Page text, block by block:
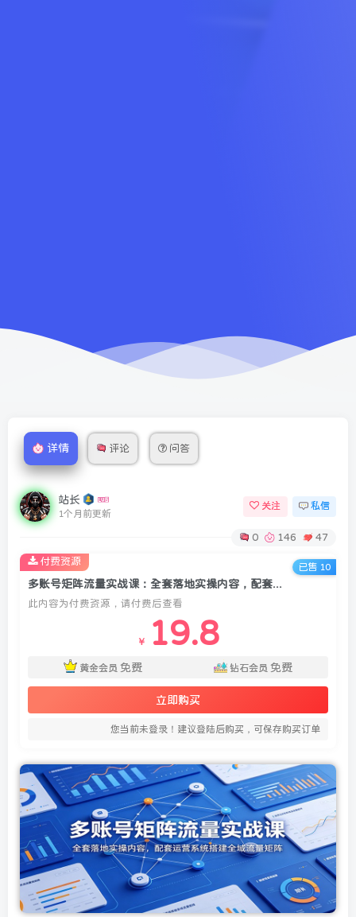
详情 评论 问答
站长
1个月前更新
关注 私信
0 146 47
此内容为付费资源，请付费后查看
￥ 19.8
黄金会员 免费 钻石会员 免费
立即购买
您当前未登录！建议登陆后购买，可保存购买订单
付费资源
已售 10